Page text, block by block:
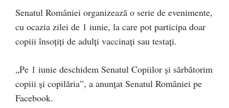
Senatul României organizează o serie de evenimente,
cu ocazia zilei de 1 iunie, la care pot participa doar
copiii însoțiți de adulți vaccinați sau testați.
„Pe 1 iunie deschidem Senatul Copiilor și sărbătorim
copiii și copilăria”, a anunțat Senatul României pe
Facebook.